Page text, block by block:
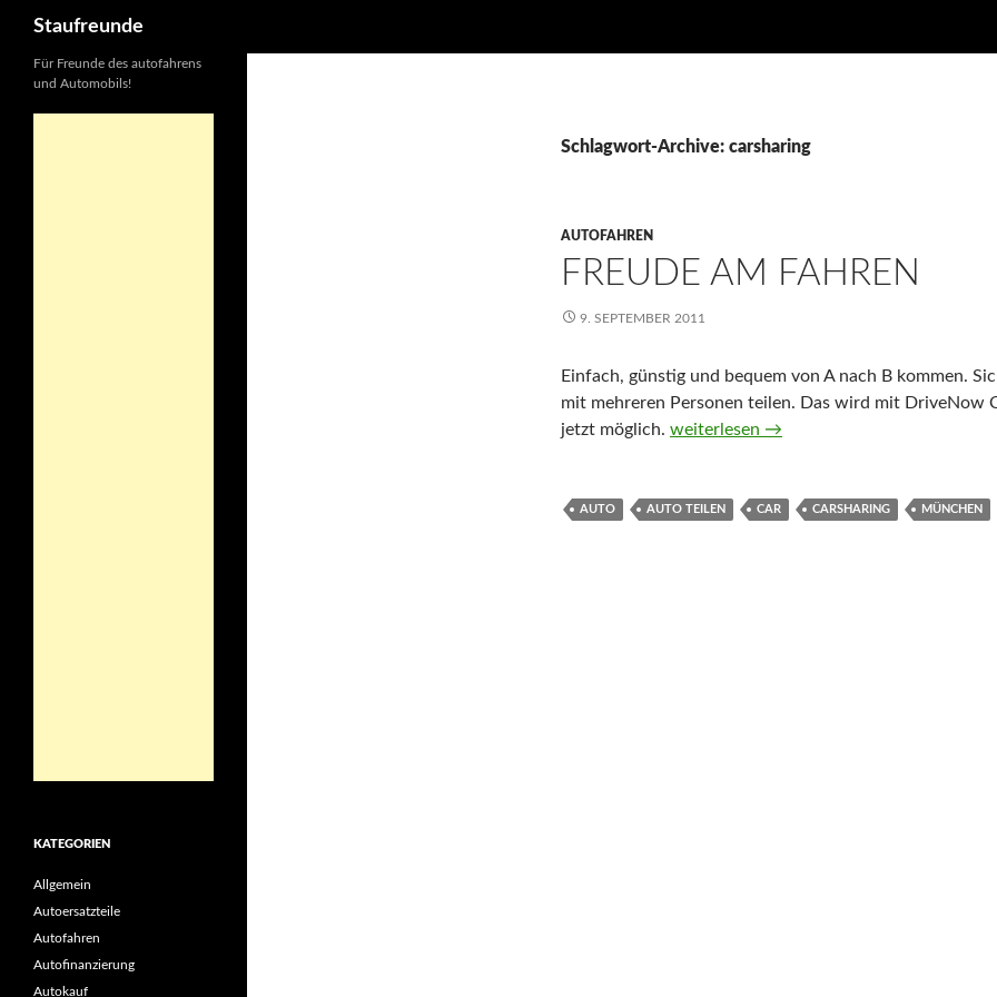
Staufreunde
Schlagwort-Archive: carsharing
AUTOFAHREN
FREUDE AM FAHREN
9. SEPTEMBER 2011
Einfach, günstig und bequem von A nach B kommen.
mit mehreren Personen teilen. Das wird mit DriveNow
jetzt möglich. Freude am Fahren
weiterlesen →
AUTO AUTO TEILEN CAR CARSHARING MÜNCHEN
Für Freunde des autofahrens
und Automobils!
KATEGORIEN
Allgemein
Autoersatzteile
Autofahren
Autofinanzierung
Autokauf